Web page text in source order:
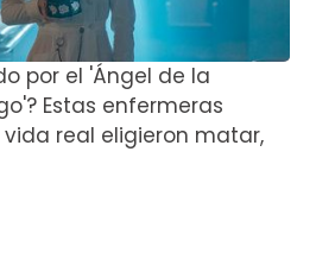
por el 'Ángel de la
Estas enfermeras
real eligieron matar,